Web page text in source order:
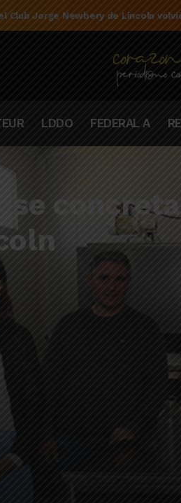
de la campaña de El Linqueño en
LDDO FEDERAL A
se